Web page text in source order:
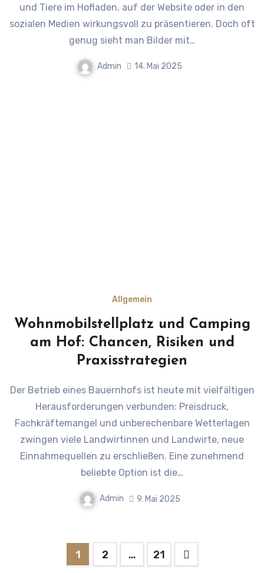
und Tiere im Hofladen, auf der Website oder in den
sozialen Medien wirkungsvoll zu präsentieren. Doch oft
genug sieht man Bilder mit…
Admin 14. Mai 2025
Allgemein
Wohnmobilstellplatz und Camping
am Hof: Chancen, Risiken und
Praxisstrategien
Der Betrieb eines Bauernhofs ist heute mit vielfältigen
Herausforderungen verbunden: Preisdruck,
Fachkräftemangel und unberechenbare Wetterlagen
zwingen viele Landwirtinnen und Landwirte, neue
Einnahmequellen zu erschließen. Eine zunehmend
beliebte Option ist die…
Admin 9. Mai 2025
Seitennummerierung
1 2 … 21